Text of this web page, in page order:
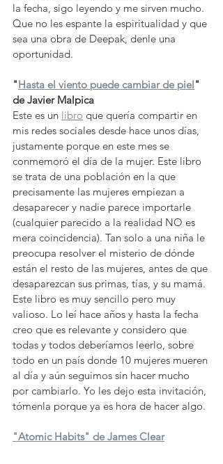
la fecha, sigo leyendo y me sirven mucho.
Que no les espante la espiritualidad y que
sea una obra de Deepak, denle una
oportunidad.
"Hasta el viento puede cambiar de piel"
de Javier Malpica
Este es un libro que quería compartir en
mis redes sociales desde hace unos días,
justamente porque en este mes se
conmemoró el día de la mujer. Este libro
se trata de una población en la que
precisamente las mujeres empiezan a
desaparecer y nadie parece importarle
(cualquier parecido a la realidad NO es
mera coincidencia). Tan solo a una niña le
preocupa resolver el misterio de dónde
están el resto de las mujeres, antes de que
desaparezcan sus primas, tías, y su mamá.
Este libro es muy sencillo pero muy
valioso. Lo leí hace años y hasta la fecha
creo que es relevante y considero que
todas y todos deberíamos leerlo, sobre
todo en un país donde 10 mujeres mueren
al día y aún seguimos sin hacer mucho
por cambiarlo. Yo les dejo esta invitación,
tómenla porque ya es hora de hacer algo.
"Atomic Habits" de James Clear